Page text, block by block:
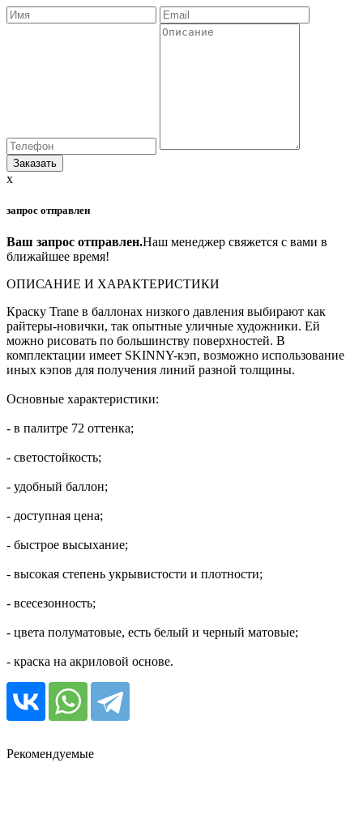
x
запрос отправлен
Ваш запрос отправлен.Наш менеджер свяжется с вами в
ближайшее время!
ОПИСАНИЕ И ХАРАКТЕРИСТИКИ
Краску Trane в баллонах низкого давления выбирают как
райтеры-новички, так опытные уличные художники. Ей
можно рисовать по большинству поверхностей. В
комплектации имеет SKINNY-кэп, возможно использование
иных кэпов для получения линий разной толщины.
Основные характеристики:
- в палитре 72 оттенка;
- светостойкость;
- удобный баллон;
- доступная цена;
- быстрое высыхание;
- высокая степень укрывистости и плотности;
- всесезонность;
- цвета полуматовые, есть белый и черный матовые;
- краска на акриловой основе.
Рекомендуемые